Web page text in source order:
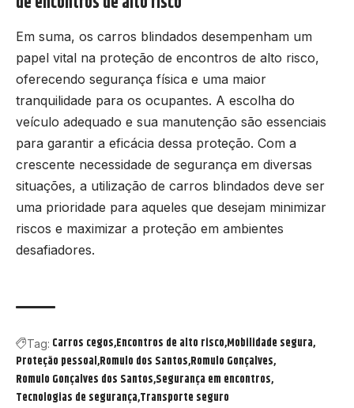
Em suma, os carros blindados desempenham um
papel vital na proteção de encontros de alto risco,
oferecendo segurança física e uma maior
tranquilidade para os ocupantes. A escolha do
veículo adequado e sua manutenção são essenciais
para garantir a eficácia dessa proteção. Com a
crescente necessidade de segurança em diversas
situações, a utilização de carros blindados deve ser
uma prioridade para aqueles que desejam minimizar
riscos e maximizar a proteção em ambientes
desafiadores.
Tag: Carros cegos Encontros de alto risco Mobilidade segura
Proteção pessoal Romulo dos Santos Romulo Gonçalves
Romulo Gonçalves dos Santos Segurança em encontros
Tecnologias de segurança Transporte seguro